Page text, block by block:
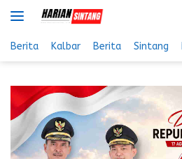
Langsung
ke
konten
Berita Kalbar Berita Sintang